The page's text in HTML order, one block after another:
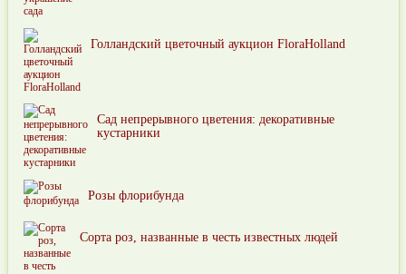
Голландский цветочный аукцион FloraHolland
Сад непрерывного цветения: декоративные
кустарники
Розы флорибунда
Сорта роз, названные в честь известных людей